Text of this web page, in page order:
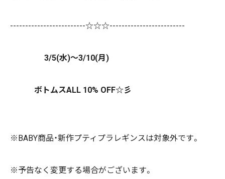
-------------------------☆☆☆-------------------------
3/5(水)～3/10(月)
ボトムスALL 10% OFF☆彡
※BABY商品・新作プティプラレギンスは対象外です。
※予告なく変更する場合がございます。